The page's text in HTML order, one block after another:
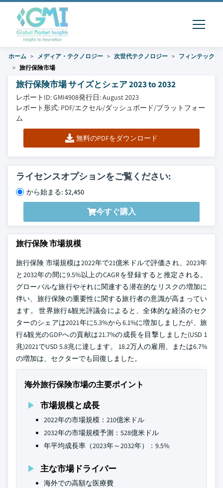
ホーム メディア・テクノロジー 次世代テクノロジー
フィンテック
旅行保険市場
旅行保険市場 サイズとシェア 2023 to 2032
レポートID: GMI4908発行日: August 2023
レポート形式: PDF/エクセル/ダッシュボード/プラットフォー
ム
無料のPDFをダウンロード
ライセンスオプションをご覧ください:
から始まる: $2,450
今すぐ購入
旅行保険 市場規模
旅行保険 市場規模は2022年で21億米ドルで評価され、2023年
と2032年の間に9.5%以上のCAGRを登録すると推定される。
グローバルな旅行やそれに関連する潜在的なリスクの増加に
伴い、旅行保険の重要性に関する旅行者の意識が高まってい
ます。 世界旅行&観光評議会によると、全体的な経済のセク
ターのシェアは2021年に5.3%から6.1%に増加しましたが、旅
行&観光のGDPへの貢献は21.7%の成長を目撃しました(USD 1
兆)2021でUSD 5.8兆に達します。 18.2万人の雇用、または6.7%
の増加は、セクターでも回復しました。
海外旅行保険市場の主要ポイント
市場規模と成長
2022年の市場規模：210億米ドル
2032年の市場規模予測：528億米ドル
年平均成長率（2023年～2032年）：9.5%
主な市場ドライバー
海外での高額な医療費